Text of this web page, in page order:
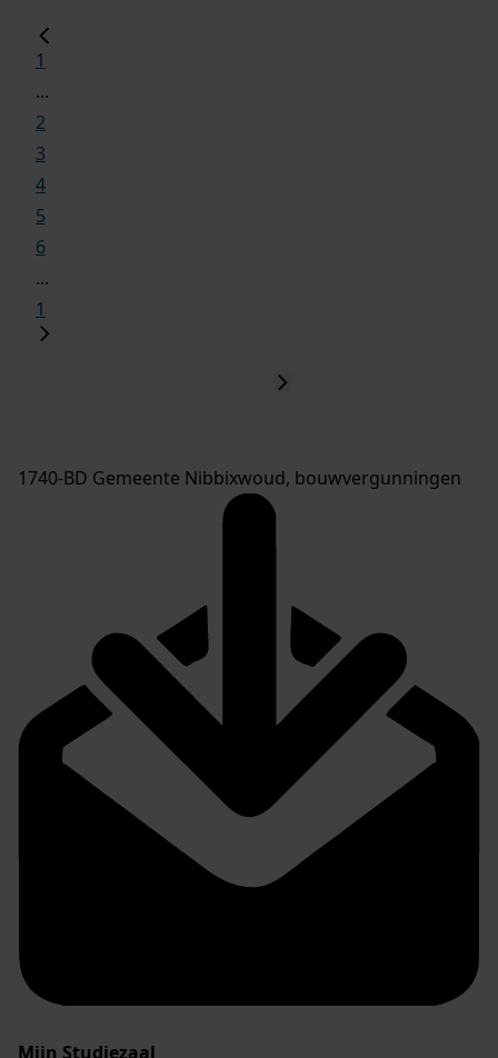
1
...
2
3
4
5
6
...
1
1740-BD Gemeente Nibbixwoud, bouwvergunningen
Mijn Studiezaal